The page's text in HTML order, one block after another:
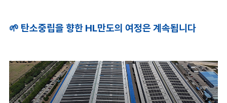
🌱 탄소중립을 향한 HL만도의 여정은 계속됩니다